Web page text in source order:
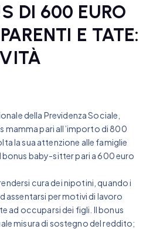
DI 600 EURO
E TATE:
della Previdenza Sociale,
mamma pari all’importo di 800
la sua attenzione alle famiglie
baby-sitter pari a 600 euro
cura dei nipotini, quando i
assentarsi per motivi di lavoro
ad occuparsi dei figli. Il bonus
misura di sostegno del reddito;